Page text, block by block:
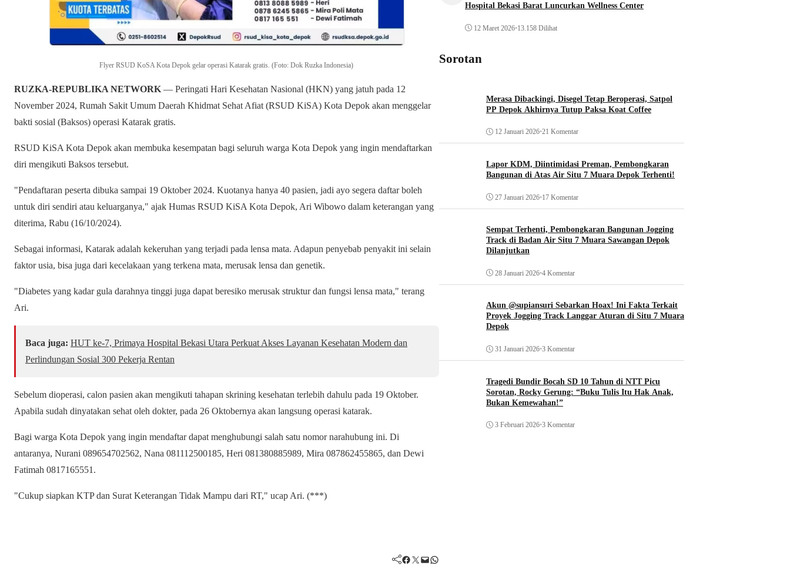
Flyer RSUD KoSA Kota Depok gelar operasi Katarak gratis. (Foto: Dok Ruzka Indonesia)
RUZKA-REPUBLIKA NETWORK — Peringati Hari Kesehatan Nasional (HKN) yang jatuh pada 12
November 2024, Rumah Sakit Umum Daerah Khidmat Sehat Afiat (RSUD KiSA) Kota Depok akan menggelar
bakti sosial (Baksos) operasi Katarak gratis.
RSUD KiSA Kota Depok akan membuka kesempatan bagi seluruh warga Kota Depok yang ingin mendaftarkan
diri mengikuti Baksos tersebut.
"Pendaftaran peserta dibuka sampai 19 Oktober 2024. Kuotanya hanya 40 pasien, jadi ayo segera daftar boleh
untuk diri sendiri atau keluarganya," ajak Humas RSUD KiSA Kota Depok, Ari Wibowo dalam keterangan yang
diterima, Rabu (16/10/2024).
Sebagai informasi, Katarak adalah kekeruhan yang terjadi pada lensa mata. Adapun penyebab penyakit ini selain
faktor usia, bisa juga dari kecelakaan yang terkena mata, merusak lensa dan genetik.
"Diabetes yang kadar gula darahnya tinggi juga dapat beresiko merusak struktur dan fungsi lensa mata," terang
Ari.
Baca juga: HUT ke-7, Primaya Hospital Bekasi Utara Perkuat Akses Layanan Kesehatan Modern dan
Perlindungan Sosial 300 Pekerja Rentan
Sebelum dioperasi, calon pasien akan mengikuti tahapan skrining kesehatan terlebih dahulu pada 19 Oktober.
Apabila sudah dinyatakan sehat oleh dokter, pada 26 Oktobernya akan langsung operasi katarak.
Bagi warga Kota Depok yang ingin mendaftar dapat menghubungi salah satu nomor narahubung ini. Di
antaranya, Nurani 089654702562, Nana 081112500185, Heri 081380885989, Mira 087862455865, dan Dewi
Fatimah 0817165551.
"Cukup siapkan KTP dan Surat Keterangan Tidak Mampu dari RT," ucap Ari. (***)
Facebook Twitter Mail WhatsApp
Hospital Bekasi Barat Luncurkan Wellness Center
12 Maret 2026•13.158 Dilihat
Sorotan
Merasa Dibackingi, Disegel Tetap Beroperasi, Satpol
PP Depok Akhirnya Tutup Paksa Koat Coffee
12 Januari 2026•21 Komentar
Lapor KDM, Diintimidasi Preman, Pembongkaran
Bangunan di Atas Air Situ 7 Muara Depok Terhenti!
27 Januari 2026•17 Komentar
Sempat Terhenti, Pembongkaran Bangunan Jogging
Track di Badan Air Situ 7 Muara Sawangan Depok
Dilanjutkan
28 Januari 2026•4 Komentar
Akun @supiansuri Sebarkan Hoax! Ini Fakta Terkait
Proyek Jogging Track Langgar Aturan di Situ 7 Muara
Depok
31 Januari 2026•3 Komentar
Tragedi Bundir Bocah SD 10 Tahun di NTT Picu
Sorotan, Rocky Gerung: “Buku Tulis Itu Hak Anak,
Bukan Kemewahan!”
3 Februari 2026•3 Komentar